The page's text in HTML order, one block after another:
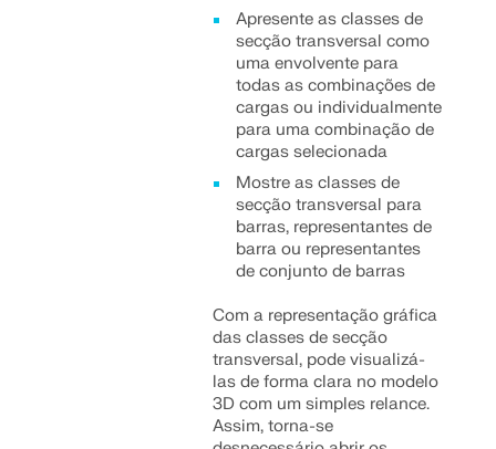
Apresente as classes de
secção transversal como
uma envolvente para
todas as combinações de
cargas ou individualmente
para uma combinação de
cargas selecionada
Mostre as classes de
secção transversal para
barras, representantes de
barra ou representantes
de conjunto de barras
Com a representação gráfica
das classes de secção
transversal, pode visualizá-
las de forma clara no modelo
3D com um simples relance.
Assim, torna-se